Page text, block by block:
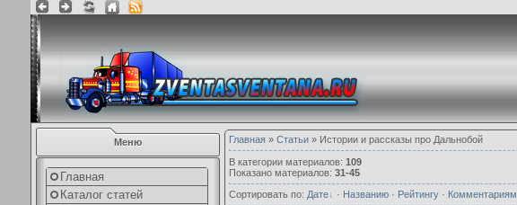
Меню
Главная
Каталог статей
Главная » Статьи » Истории и рассказы про Дальнобой
В категории материалов: 109
Показано материалов: 31-45
Сортировать по: Дате · Названию · Рейтингу · Комментариям